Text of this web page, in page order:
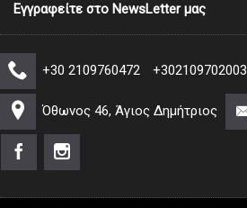
Εγγραφείτε στο NewsLetter μας
+30 2109760472 +302109702003
Όθωνος 46, Άγιος Δημήτριος